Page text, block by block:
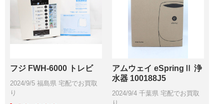
フジ FWH-6000 トレビ
2024/9/5 福島県 宅配でお買取
り
アムウェイ eSpringⅡ 浄
水器 100188J5
2024/9/4 千葉県 宅配でお買取